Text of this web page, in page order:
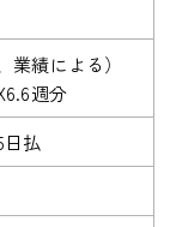
績による）
週分
払